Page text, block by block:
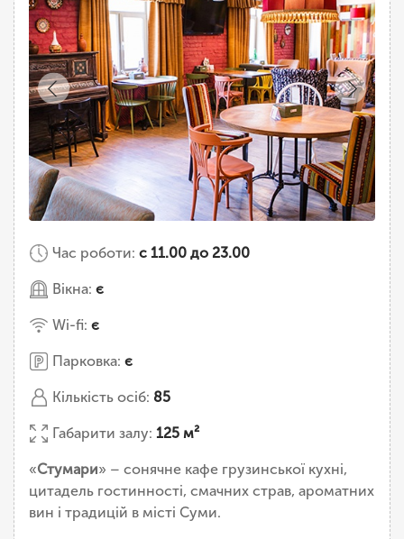
Час роботи: с 11.00 до 23.00
Вікна: є
Wi-fi: є
Парковка: є
Кількість осіб: 85
Габарити залу: 125 м²
«Стумари» – сонячне кафе грузинської кухні,
цитадель гостинності, смачних страв, ароматних
вин і традицій в місті Суми.